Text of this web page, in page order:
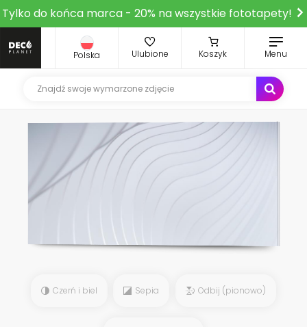
Tylko do końca marca - 20% na wszystkie fototapety!
Polska Ulubione Koszyk Menu
Czerń i biel Sepia Odbij (pionowo)